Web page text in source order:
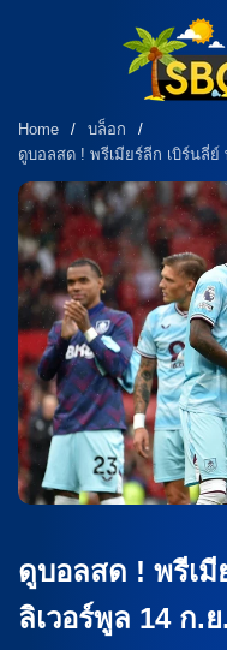
Home / บล็อก
/
ดูบอลสด ! พรีเมียร์ลีก เบิร์นลี่ย์
ดูบอลสด ! พรีเมี
ลิเวอร์พูล 14 ก.